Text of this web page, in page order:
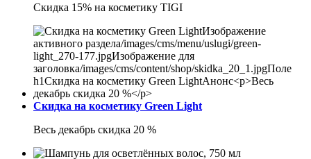
Скидка 15% на косметику TIGI
Скидка на косметику Green Light
Весь декабрь скидка 20 %